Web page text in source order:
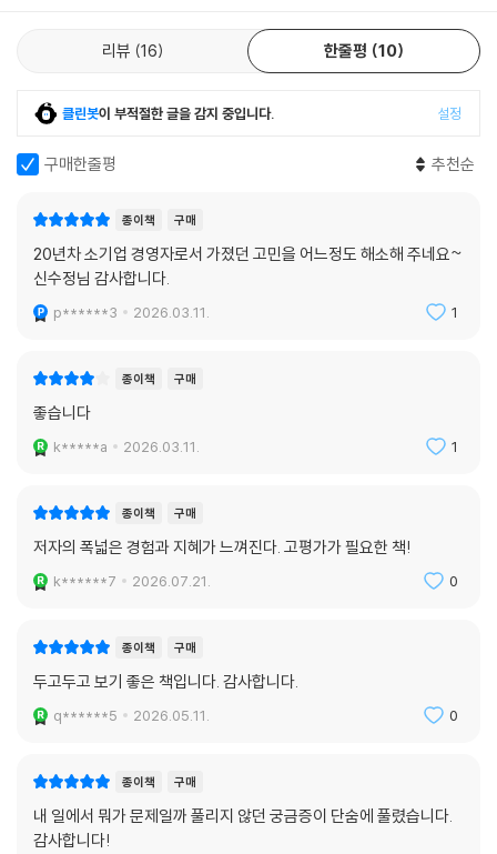
리뷰 16 한줄평 10
클린봇이 부적절한 글을 감지 중입니다. 설정
구매한줄평 추천순
종이책 구매
20년차 소기업 경영자로서 가졌던 고민을 어느정도 해소해 주네요~
신수정님 감사합니다.
p******3 2026.03.11. 1
종이책 구매
좋습니다
k*****a 2026.03.11. 1
종이책 구매
저자의 폭넓은 경험과 지혜가 느껴진다. 고평가가 필요한 책!
k******7 2026.07.21. 0
종이책 구매
두고두고 보기 좋은 책입니다. 감사합니다.
q******5 2026.05.11. 0
종이책 구매
내 일에서 뭐가 문제일까 풀리지 않던 궁금증이 단숨에 풀렸습니다.
감사합니다!